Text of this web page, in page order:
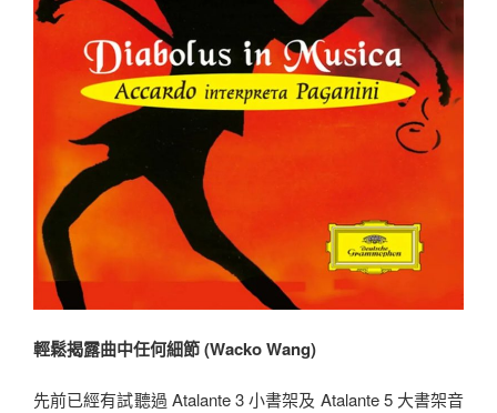
輕鬆揭露曲中任何細節 (Wacko Wang)
先前已經有試聽過 Atalante 3 小書架及 Atalante 5 大書架音